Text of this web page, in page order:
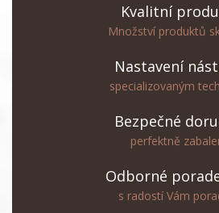
Kvalitní
Množství produktů
Nastavení
specializovaným
Bezpečné
perfektně
Odborné
s radostí Vám